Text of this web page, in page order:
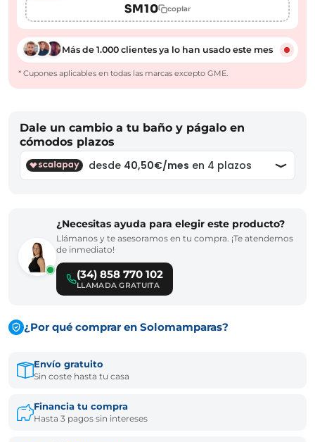
SM10 copiar
Más de 1.000 clientes ya lo han usado este mes
* Cupones aplicables en todas las marcas excepto GME.
Dale un cambio a tu baño y págalo en
cómodos plazos
¿Necesitas ayuda para elegir este producto?
Llámanos y te asesoramos en tu compra. ¡Te atendemos
de inmediato!
(34) 858 770 102
LLAMADA GRATUITA
¿Por qué comprar en Solomamparas?
Envío gratuito
Sin coste hasta tu casa
Financia tu compra
Hasta 3 pagos sin intereses